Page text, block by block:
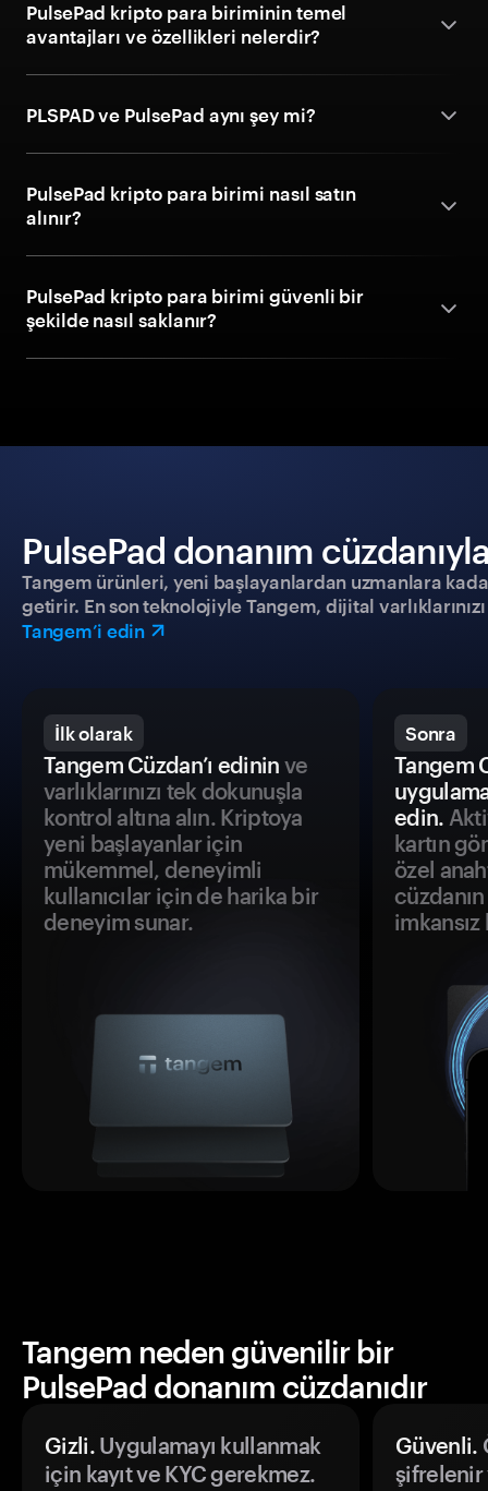
PulsePad kripto para biriminin temel
avantajları ve özellikleri nelerdir?
PLSPAD ve PulsePad aynı şey mi?
PulsePad kripto para birimi nasıl satın
alınır?
PulsePad kripto para birimi güvenli bir
şekilde nasıl saklanır?
PulsePad donanım
Tangem ürünleri, yeni başlayanlardan uzmanlara
getirir. En son teknolojiyle Tangem, dijital
Tangem’i edin
İlk olarak
Tangem Cüzdan’ı edinin ve
varlıklarınızı tek dokunuşla
kontrol altına alın. Kriptoya
yeni başlayanlar için
mükemmel, deneyimli
kullanıcılar için de harika bir
deneyim sunar.
Sonra
Tangem
edin.
kartın
özel
Tangem neden güvenilir bir
PulsePad donanım cüzdanıdır
Gizli.Uygulamayı kullanmak
için kayıt ve KYC gerekmez.
Güvenli.
şifrelenir